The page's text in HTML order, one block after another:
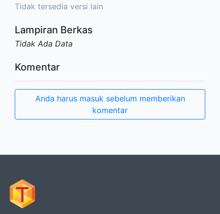
Tidak tersedia versi lain
Lampiran Berkas
Tidak Ada Data
Komentar
Anda harus masuk sebelum memberikan
komentar